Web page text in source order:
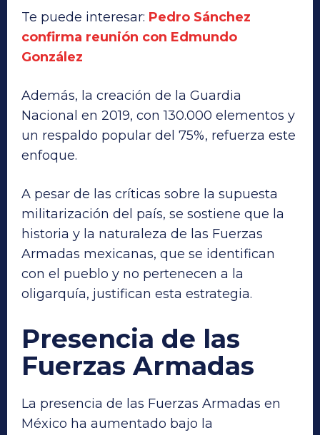
Te puede interesar: Pedro Sánchez
confirma reunión con Edmundo
González
Además, la creación de la Guardia
Nacional en 2019, con 130.000 elementos y
un respaldo popular del 75%, refuerza este
enfoque.
A pesar de las críticas sobre la supuesta
militarización del país, se sostiene que la
historia y la naturaleza de las Fuerzas
Armadas mexicanas, que se identifican
con el pueblo y no pertenecen a la
oligarquía, justifican esta estrategia.
Presencia de las
Fuerzas Armadas
La presencia de las Fuerzas Armadas en
México ha aumentado bajo la